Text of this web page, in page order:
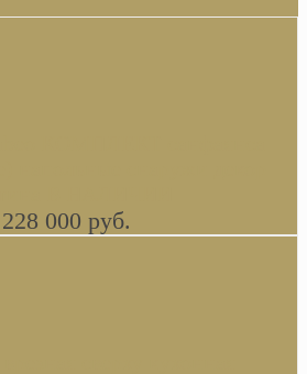
КОМПЛЕКТ санфаянса
В НАЛИЧИИ
228 000 руб.